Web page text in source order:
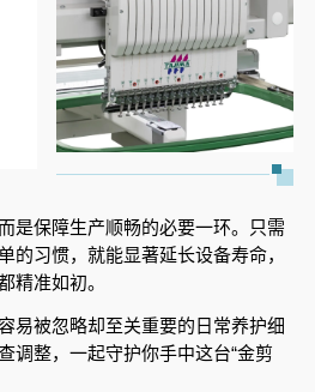
是保障生产顺畅的必要一环。只需
的习惯，就能显著延长设备寿命，
精准如初。
易被忽略却至关重要的日常养护细
整，一起守护你手中这台“金剪